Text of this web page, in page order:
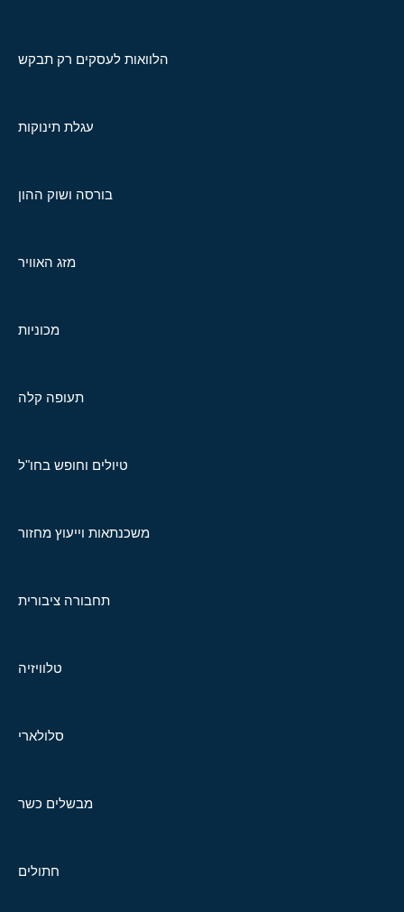
הלוואות לעסקים רק תבקש
עגלת תינוקות
בורסה ושוק ההון
מזג האוויר
מכוניות
תעופה קלה
טיולים וחופש בחו"ל
משכנתאות וייעוץ מחזור
תחבורה ציבורית
טלוויזיה
סלולארי
מבשלים כשר
חתולים